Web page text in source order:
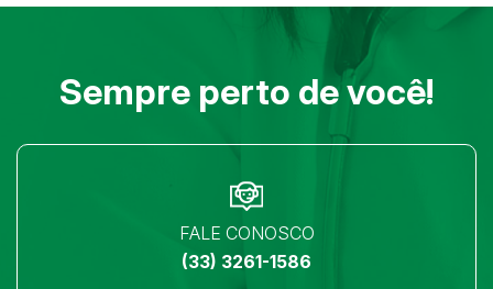
Sempre perto de você!
FALE CONOSCO
(33) 3261-1586